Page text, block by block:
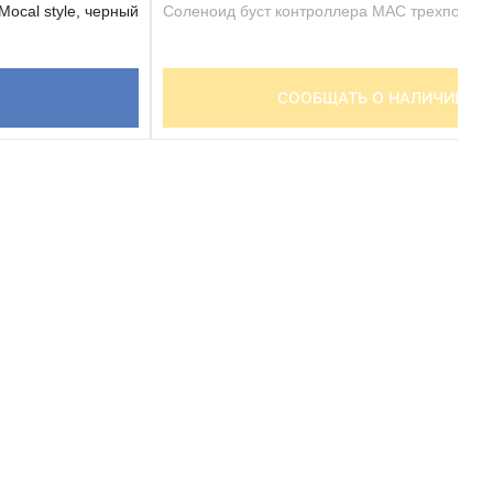
style, черный Соленоид буст контроллера MAC
СООБЩАТЬ О НАЛИЧИИ